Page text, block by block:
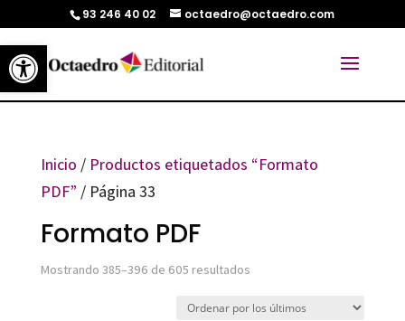
Abrir barra de herramientas
93 246 40 02 octaedro@octaedro.com
Inicio / Productos etiquetados “Formato
PDF” / Página 33
Formato PDF
Mostrando 385–396 de 605 resultadosOrdenado